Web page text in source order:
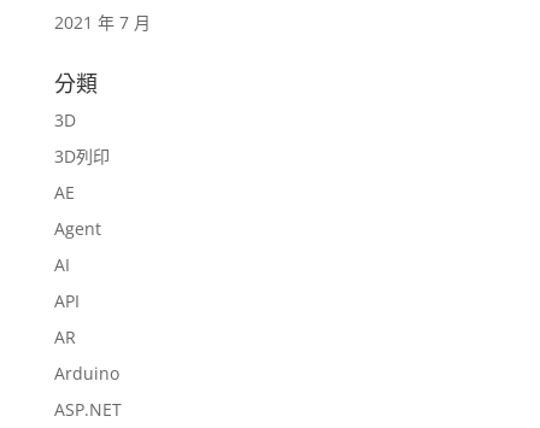
2021 年 7 月
分類
3D
3D列印
AE
Agent
AI
API
AR
Arduino
ASP.NET